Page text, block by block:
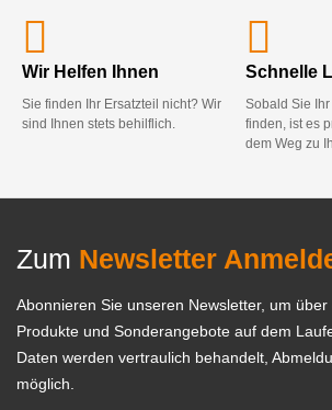
Wir Helfen Ihnen
Sie finden Ihr Ersatzteil nicht? Wir
sind Ihnen stets behilflich.
Schnelle
Sobald Sie
finden, ist es
dem Weg zu
Zum Newsletter
Abonnieren Sie unseren Newsletter, um über
Produkte und Sonderangebote auf dem
Daten werden vertraulich behandelt,
möglich.